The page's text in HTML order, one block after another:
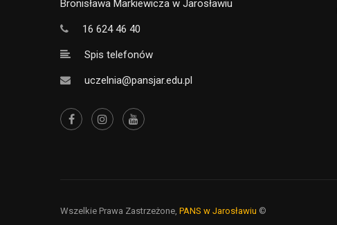
Bronisława Markiewicza w Jarosławiu
16 624 46 40
Spis telefonów
uczelnia@pansjar.edu.pl
Wszelkie Prawa Zastrzeżone, PANS w Jarosławiu ©